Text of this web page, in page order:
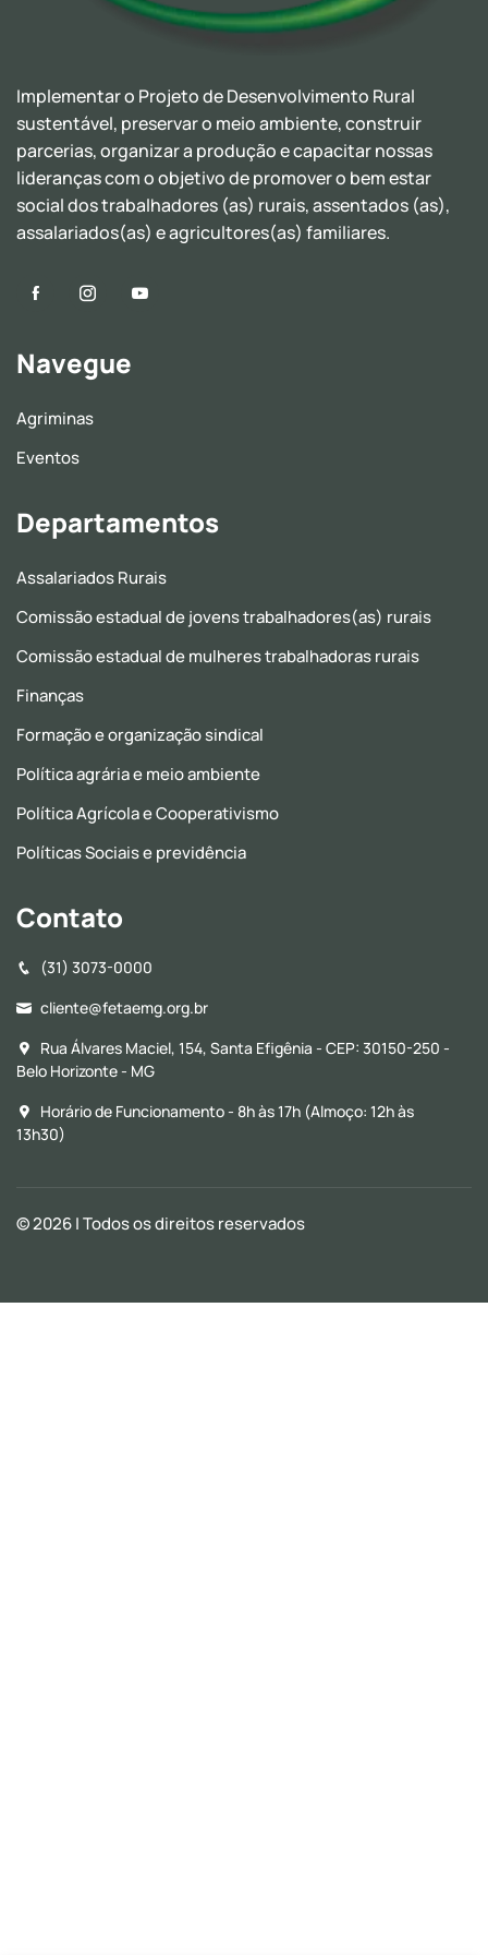
Implementar o Projeto de Desenvolvimento Rural
sustentável, preservar o meio ambiente, construir
parcerias, organizar a produção e capacitar nossas
lideranças com o objetivo de promover o bem estar
social dos trabalhadores (as) rurais, assentados (as),
assalariados(as) e agricultores(as) familiares.
Navegue
Agriminas
Eventos
Departamentos
Assalariados Rurais
Comissão estadual de jovens trabalhadores(as) rurais
Comissão estadual de mulheres trabalhadoras rurais
Finanças
Formação e organização sindical
Política agrária e meio ambiente
Política Agrícola e Cooperativismo
Políticas Sociais e previdência
Contato
(31) 3073-0000
cliente@fetaemg.org.br
Rua Álvares Maciel, 154, Santa Efigênia - CEP: 30150-250 -
Belo Horizonte - MG
Horário de Funcionamento - 8h às 17h (Almoço: 12h às
13h30)
© 2026| Todos os direitos reservados